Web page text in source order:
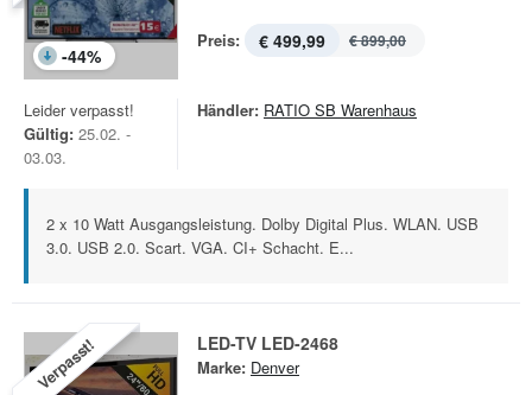
-44%
Preis: € 499,99 € 899,00
Leider verpasst!
Gültig: 25.02. -
03.03.
Händler: RATIO SB Warenhaus
2 x 10 Watt Ausgangsleistung. Dolby Digital Plus. WLAN. USB
3.0. USB 2.0. Scart. VGA. CI+ Schacht. E...
Verpasst! LED-TV LED-2468
Marke: Denver